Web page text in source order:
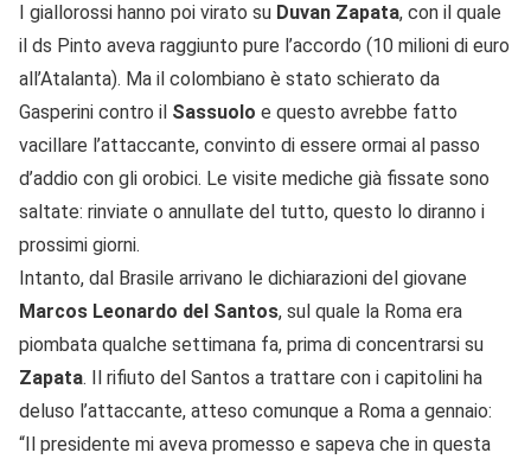
I giallorossi hanno poi virato su Duvan Zapata, con il quale
il ds Pinto aveva raggiunto pure l’accordo (10 milioni di euro
all’Atalanta). Ma il colombiano è stato schierato da
Gasperini contro il Sassuolo e questo avrebbe fatto
vacillare l’attaccante, convinto di essere ormai al passo
d’addio con gli orobici. Le visite mediche già fissate sono
saltate: rinviate o annullate del tutto, questo lo diranno i
prossimi giorni.
Intanto, dal Brasile arrivano le dichiarazioni del giovane
Marcos Leonardo del Santos, sul quale la Roma era
piombata qualche settimana fa, prima di concentrarsi su
Zapata. Il rifiuto del Santos a trattare con i capitolini ha
deluso l’attaccante, atteso comunque a Roma a gennaio:
“Il presidente mi aveva promesso e sapeva che in questa